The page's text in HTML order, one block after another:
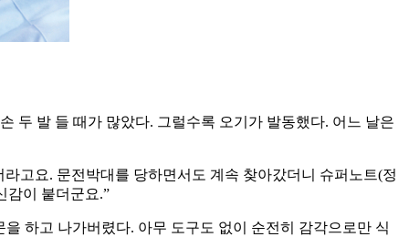
두 발 들 때가 많았다. 그럴수록 오기가 발동했다. 어느 날은
고요. 문전박대를 당하면서도 계속 찾아갔더니 슈퍼노트(정
감이 붙더군요.”
하고 나가버렸다. 아무 도구도 없이 순전히 감각으로만 식